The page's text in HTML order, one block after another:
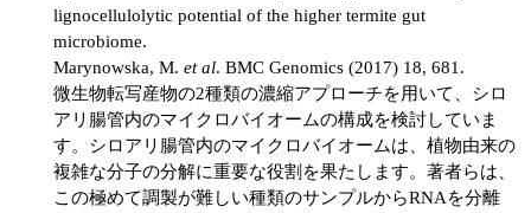
lignocellulolytic potential of the higher termite gut
microbiome.
Marynowska, M. et al. BMC Genomics (2017) 18, 681.
微生物転写産物の2種類の濃縮アプローチを用いて、シロ
アリ腸管内のマイクロバイオームの構成を検討していま
す。シロアリ腸管内のマイクロバイオームは、植物由来の
複雑な分子の分解に重要な役割を果たします。著者らは、
この極めて調製が難しい種類のサンプルからRNAを分離